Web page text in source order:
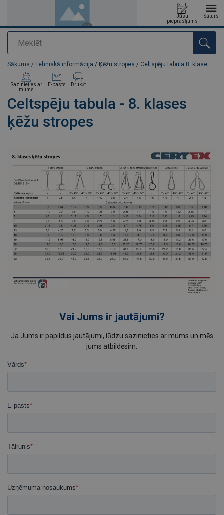
Meklēt
Jūsu
pieprasījums
Saturs
Pievienots jūsu pasūtījumam
Sākums / Tehniskā informācija / Ķēžu stropes / Celtspēju tabula 8. klase
Celtspēju tabula - 8. klases
ķēžu stropes
Sazinieties ar
mums
E-pasts Drukāt
Vai Jums ir jautājumi?
Ja Jums ir papildus jautājumi, lūdzu sazinieties ar mums un mēs
jums atbildēsim.